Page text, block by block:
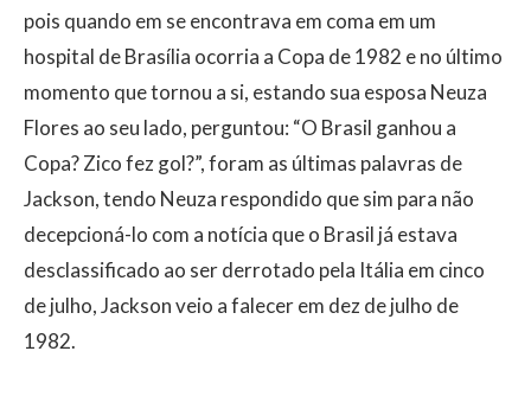
pois quando em se encontrava em coma em um
hospital de Brasília ocorria a Copa de 1982 e no último
momento que tornou a si, estando sua esposa Neuza
Flores ao seu lado, perguntou: “O Brasil ganhou a
Copa? Zico fez gol?”, foram as últimas palavras de
Jackson, tendo Neuza respondido que sim para não
decepcioná-lo com a notícia que o Brasil já estava
desclassificado ao ser derrotado pela Itália em cinco
de julho, Jackson veio a falecer em dez de julho de
1982.